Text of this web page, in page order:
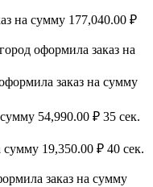
на сумму 177,040.00 ₽
оформила заказ на
заказ на сумму
54,990.00 ₽ 35 сек.
19,350.00 ₽ 40 сек.
заказ на сумму